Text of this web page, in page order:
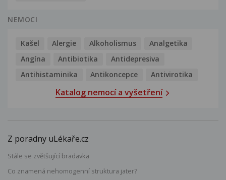
NEMOCI
Kašel Alergie Alkoholismus
Analgetika
Angína
Antibiotika
Antidepresiva
Antihistaminika
Antikoncepce Antivirotika
Katalog nemocí a vyšetření
Z poradny uLékaře.cz
Stále se zvětšující bradavka
Co znamená nehomogenní struktura jater?